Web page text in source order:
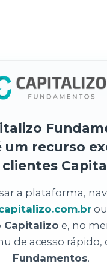
um recurso
clientes
a plataforma,
ou
Capitalizo e, no
de acesso rápido,
Fundamentos.